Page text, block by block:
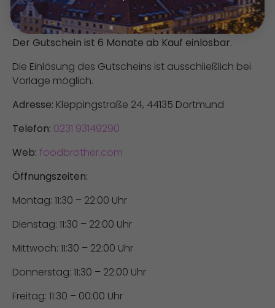
Konditionen
Der Gutschein ist 6 Monate ab Kauf einlösbar.
Die Einlösung des Gutscheins ist ausschließlich bei
Vorlage möglich.
Adresse: Kleppingstraße 24, 44135 Dortmund
Telefon: 0231 93149290
Web: foodbrother.com
Öffnungszeiten:
Montag: 11:30 – 22:00 Uhr
Dienstag: 11:30 – 22:00 Uhr
Mittwoch: 11:30 – 22:00 Uhr
Donnerstag: 11:30 – 22:00 Uhr
Freitag: 11:30 – 00:00 Uhr